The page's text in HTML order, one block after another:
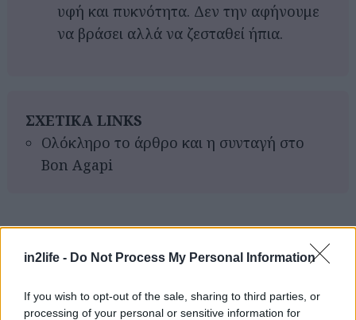
in2life - Do Not Process My Personal Information
If you wish to opt-out of the sale, sharing to third parties, or
processing of your personal or sensitive information for
υφή και πυκνότητα. Δεν την αφήνουμε
να βράσει αλλά να ζεσταθεί ήπια.
ΣΧΕΤΙΚΑ LINKS
Ολόκληρο το άρθρο και η συνταγή στο
Bon Agapi
για...